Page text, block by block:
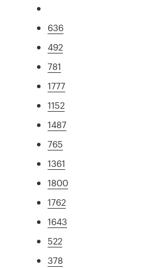
636
492
781
1777
1152
1487
765
1361
1800
1762
1643
522
378